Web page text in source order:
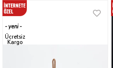
yeni
ürün
Ücretsiz
Kargo